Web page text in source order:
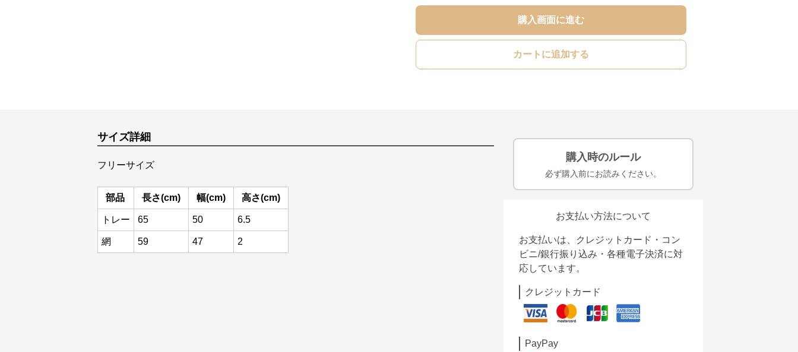
購入画面に進む
カートに追加する
サイズ詳細
フリーサイズ
部品 長さ(cm) 幅(cm) 高さ(cm)
トレー 65 50 6.5
網 59 47 2
購入時のルール
必ず購入前にお読みください。
お支払い方法について
お支払いは、クレジットカード・コン
ビニ/銀行振り込み・各種電子決済に対
応しています。
クレジットカード
PayPay